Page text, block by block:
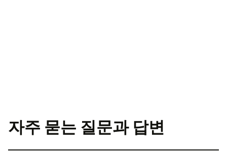
자주 묻는 질문과 답변